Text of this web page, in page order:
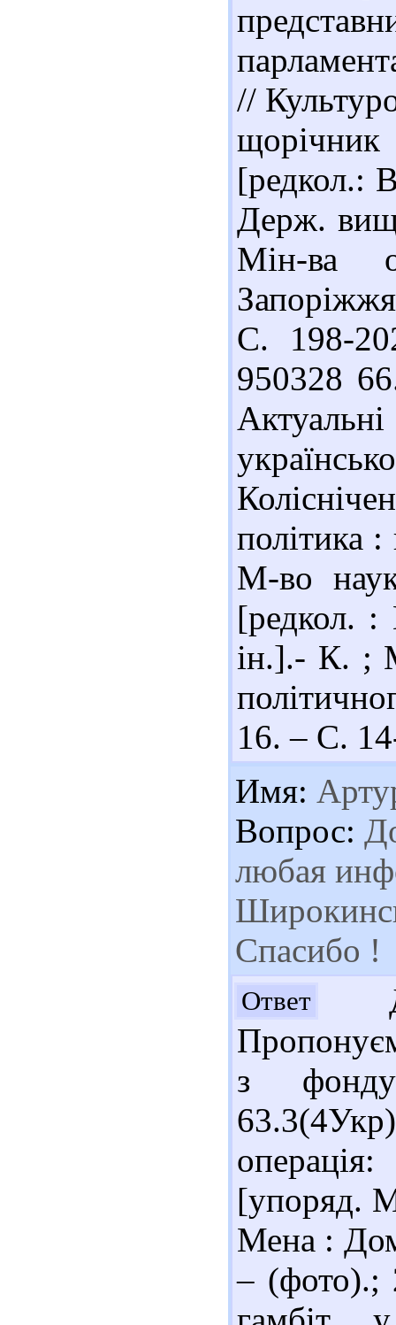
//
[редкол.:
Держ.
Мін-ва
С. 198-
950328
політика :
М-во
[редкол. :
ін.].- К. ;
16. – С.
Имя:
Вопрос:
любая
Спасибо !
Ответ
з
[упоряд.
Мена :
– (фото).;